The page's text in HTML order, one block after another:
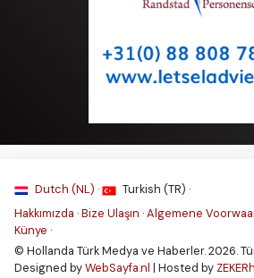
Dutch (NL) ·
Turkish (TR) ·
Hakkımızda ·Bize Ulaşın ·Algemene
Künye ·
© Hollanda Türk Medya ve Haberler. 2026.
Designed byWebSayfa.nl | Hosted by